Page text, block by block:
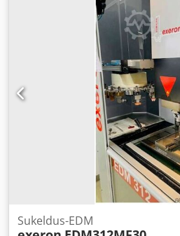
Sukeldus-EDM